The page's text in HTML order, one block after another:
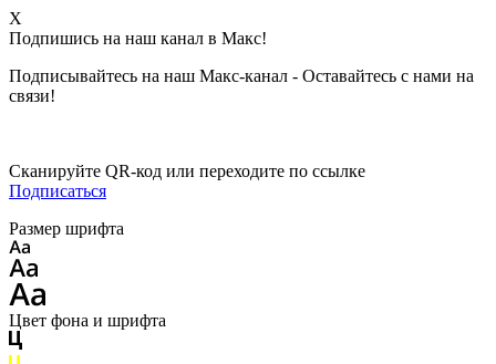
X
Подпишись на наш канал в Макс!
Подписывайтесь на наш Макс-канал - Оставайтесь с нами на
связи!
Сканируйте QR-код или переходите по ссылке
Подписаться
Размер шрифта
Цвет фона и шрифта